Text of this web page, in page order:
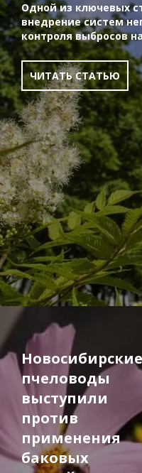
Одной из ключевых
внедрение систем
контроля выбросов
ЧИТАТЬ СТАТЬЮ
Новосибирские
пчеловоды
выступили
против
применения
баковых